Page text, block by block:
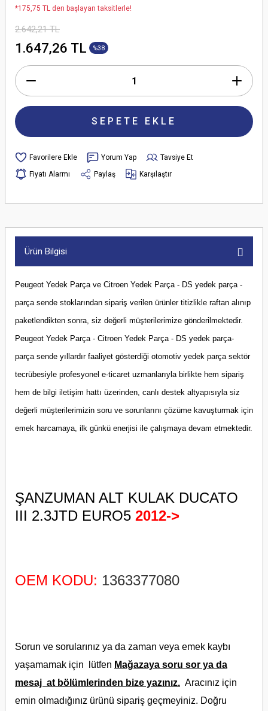
*175,75 TL den başlayan taksitlerle!
2.642,21 TL
1.647,26 TL %38
SEPETE EKLE
Yorum Yap
Tavsiye Et
Fiyatı Alarmı
Paylaş Karşılaştır
Ürün Bilgisi
Peugeot Yedek Parça ve Citroen Yedek Parça - DS yedek parça -
parça sende stoklarından sipariş verilen ürünler titizlikle raftan alınıp
paketlendikten sonra, siz değerli müşterilerimize gönderilmektedir.
Peugeot Yedek Parça - Citroen Yedek Parça - DS yedek parça-
parça sende yıllardır faaliyet gösterdiği otomotiv yedek parça sektör
tecrübesiyle profesyonel e-ticaret uzmanlarıyla birlikte hem sipariş
hem de bilgi iletişim hattı üzerinden, canlı destek altyapısıyla siz
değerli müşterilerimizin soru ve sorunlarını çözüme kavuşturmak için
emek harcamaya, ilk günkü enerjisi ile çalışmaya devam etmektedir.
ŞANZUMAN ALT KULAK DUCATO
III 2.3JTD EURO5 2012->
OEM KODU: 1363377080
Sorun ve sorularınız ya da zaman veya emek kaybı
yaşamamak için lütfen Mağazaya soru sor ya da
mesaj at bölümlerinden bize yazınız. Aracınız için
emin olmadığınız ürünü sipariş geçmeyiniz. Doğru